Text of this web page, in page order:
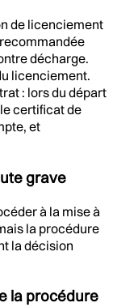
de licenciement
décharge.
licenciement.
: lors du départ
certificat de
et
grave
à la mise à
la procédure
la décision
la procédure